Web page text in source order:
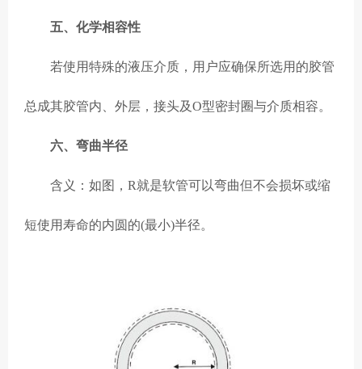
五、化学相容性
若使用特殊的液压介质，用户应确保所选用的胶管
总成其胶管内、外层，接头及O型密封圈与介质相容。
六、弯曲半径
含义：如图，R就是软管可以弯曲但不会损坏或缩
短使用寿命的内圆的(最小)半径。